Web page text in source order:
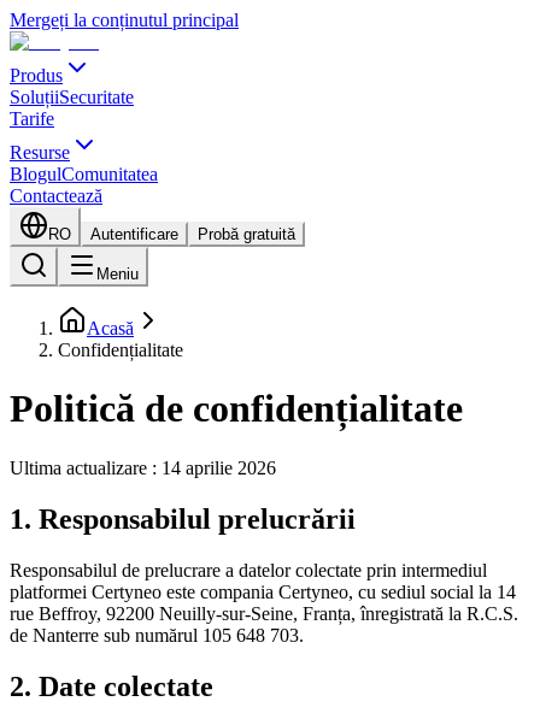
Mergeți la conținutul principal
Produs
SoluțiiSecuritate
Tarife
Resurse
BlogulComunitatea
Contactează
RO Autentificare Probă gratuită
Meniu
Acasă
Confidențialitate
Politică de confidențialitate
Ultima actualizare : 14 aprilie 2026
1. Responsabilul prelucrării
Responsabilul de prelucrare a datelor colectate prin intermediul
platformei Certyneo este compania Certyneo, cu sediul social la 14
rue Beffroy, 92200 Neuilly-sur-Seine, Franța, înregistrată la R.C.S.
de Nanterre sub numărul 105 648 703.
2. Date colectate